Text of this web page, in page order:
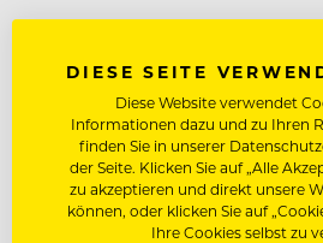
DIESE SEITE
Diese Website verwendet
Informationen dazu und zu Ihren
finden Sie in unserer
der Seite. Klicken Sie auf „Alle
zu akzeptieren und direkt unsere
können, oder klicken Sie auf
Ihre Cookies selbst zu